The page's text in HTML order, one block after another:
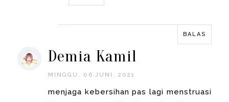
BALAS
Demia Kamil
MINGGU, 06 JUNI, 2021
menjaga kebersihan pas lagi menstruasi